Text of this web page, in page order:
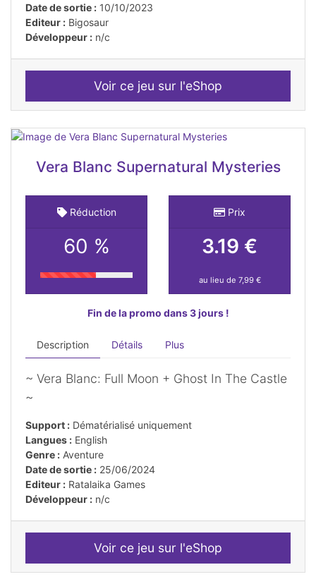
Date de sortie : 10/10/2023
Editeur : Bigosaur
Développeur : n/c
Voir ce jeu sur l'eShop
Vera Blanc Supernatural Mysteries
Réduction
60 %
Prix
3.19 €
au lieu de 7,99 €
Fin de la promo dans 3 jours !
Description Détails Plus
~ Vera Blanc: Full Moon + Ghost In The Castle
~
Support : Dématérialisé uniquement
Langues : English
Genre : Aventure
Date de sortie : 25/06/2024
Editeur : Ratalaika Games
Développeur : n/c
Voir ce jeu sur l'eShop